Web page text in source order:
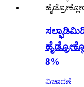
8%
ವಿಚಾರಣೆ